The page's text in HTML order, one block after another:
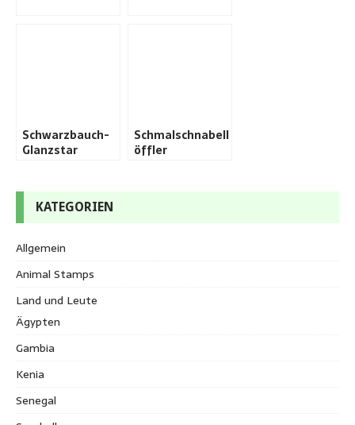
Schwarzbauch-
Glanzstar
Schmalschnabell
öffler
KATEGORIEN
Allgemein
Animal Stamps
Land und Leute
Ägypten
Gambia
Kenia
Senegal